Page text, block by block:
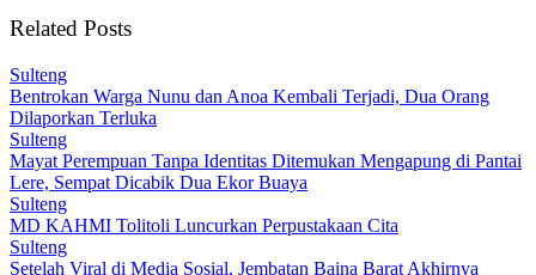
Related Posts
Sulteng
Bentrokan Warga Nunu dan Anoa Kembali Terjadi, Dua Orang
Dilaporkan Terluka
Sulteng
Mayat Perempuan Tanpa Identitas Ditemukan Mengapung di Pantai
Lere, Sempat Dicabik Dua Ekor Buaya
Sulteng
MD KAHMI Tolitoli Luncurkan Perpustakaan Cita
Sulteng
Setelah Viral di Media Sosial, Jembatan Baina Barat Akhirnya